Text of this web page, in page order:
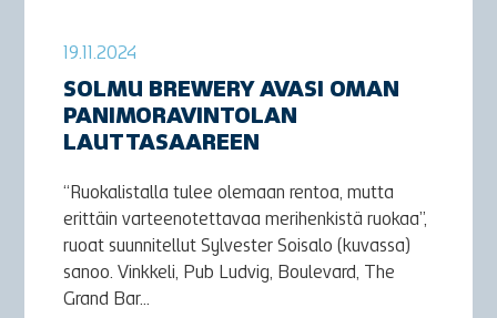
19.11.2024
SOLMU BREWERY AVASI OMAN
PANIMORAVINTOLAN
LAUTTASAAREEN
“Ruokalistalla tulee olemaan rentoa, mutta
erittäin varteenotettavaa merihenkistä ruokaa”,
ruoat suunnitellut Sylvester Soisalo (kuvassa)
sanoo. Vinkkeli, Pub Ludvig, Boulevard, The
Grand Bar...